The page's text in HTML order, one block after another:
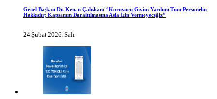
Genel Başkan Dr. Kenan Çalışkan: “Koruyucu Giyim Yardımı Tüm Personelin
Hakkıdır; Kapsamın Daraltılmasına Asla İzin Vermeyeceğiz”
24 Şubat 2026, Salı